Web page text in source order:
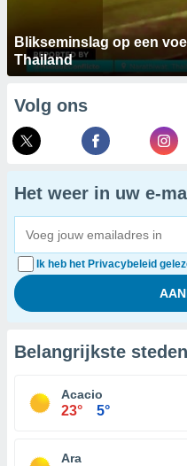
Blikseminslag op een
Thailand
Volg ons
Het weer in uw e-
Ik heb het Privacybeleid
Belangrijkste steden
Acacio
23° 5°
Ara